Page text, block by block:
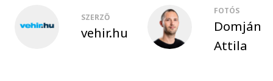
SZERZŐ
vehir.hu
FOTÓS
Domján
Attila